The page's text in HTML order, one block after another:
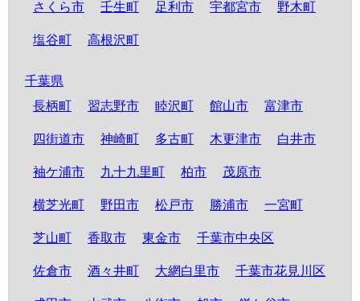
さくら市 壬生町 足利市 宇都宮市 野木町
塩谷町 高根沢町
千葉県
長柄町
習志野市 睦沢町 館山市 富津市
四街道市 神崎町 多古町 木更津市 白井市
袖ケ浦市 九十九里町 柏市 茂原市
横芝光町 野田市 松戸市 勝浦市 一宮町
芝山町 香取市 東金市 千葉市中央区
佐倉市 酒々井町 大網白里市 千葉市花見川区